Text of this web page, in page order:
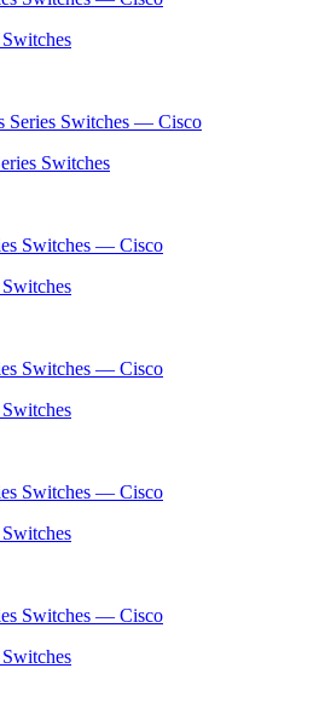
Switches